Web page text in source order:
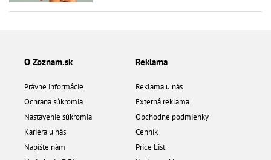
O Zoznam.sk
Právne informácie
Ochrana súkromia
Nastavenie súkromia
Kariéra u nás
Napíšte nám
Reklama
Reklama u nás
Externá reklama
Obchodné podmienky
Cenník
Price List